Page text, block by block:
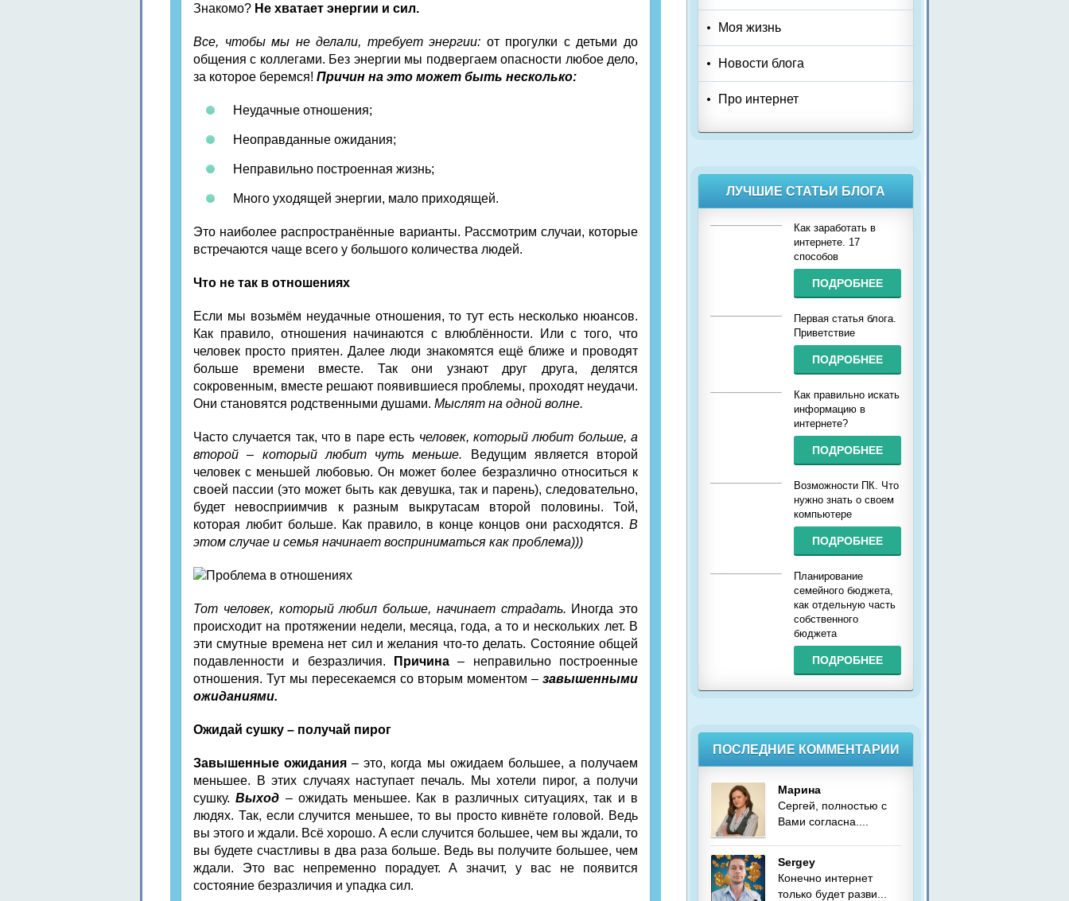
Знакомо? Не хватает энергии и сил.
Все, чтобы мы не делали, требует энергии: от прогулки с детьми до
общения с коллегами. Без энергии мы подвергаем опасности любое дело,
за которое беремся! Причин на это может быть несколько:
Неудачные отношения;
Неоправданные ожидания;
Неправильно построенная жизнь;
Много уходящей энергии, мало приходящей.
Это наиболее распространённые варианты. Рассмотрим случаи, которые
встречаются чаще всего у большого количества людей.
Что не так в отношениях
Если мы возьмём неудачные отношения, то тут есть несколько нюансов.
Как правило, отношения начинаются с влюблённости. Или с того, что
человек просто приятен. Далее люди знакомятся ещё ближе и проводят
больше времени вместе. Так они узнают друг друга, делятся
сокровенным, вместе решают появившиеся проблемы, проходят неудачи.
Они становятся родственными душами. Мыслят на одной волне.
Часто случается так, что в паре есть человек, который любит больше, а
второй – который любит чуть меньше. Ведущим является второй
человек с меньшей любовью. Он может более безразлично относиться к
своей пассии (это может быть как девушка, так и парень), следовательно,
будет невосприимчив к разным выкрутасам второй половины. Той,
которая любит больше. Как правило, в конце концов они расходятся. В
этом случае и семья начинает восприниматься как проблема)))
Тот человек, который любил больше, начинает страдать. Иногда это
происходит на протяжении недели, месяца, года, а то и нескольких лет. В
эти смутные времена нет сил и желания что-то делать. Состояние общей
подавленности и безразличия.
Причина – неправильно построенные
отношения. Тут мы пересекаемся со вторым моментом – завышенными
ожиданиями.
Ожидай сушку – получай пирог
Завышенные ожидания – это, когда мы ожидаем большее, а получаем
меньшее. В этих случаях наступает печаль. Мы хотели пирог, а получи
сушку.Выход – ожидать меньшее. Как в различных ситуациях, так и в
людях. Так, если случится меньшее, то вы просто кивнёте головой. Ведь
вы этого и ждали. Всё хорошо. А если случится большее, чем вы ждали, то
вы будете счастливы в два раза больше. Ведь вы получите большее, чем
ждали. Это вас непременно порадует. А значит, у вас не появится
состояние безразличия и упадка сил.
Моя жизнь
Новости блога
Про интернет
ЛУЧШИЕ СТАТЬИ БЛОГА
Как заработать в
интернете. 17
способов
ПОДРОБНЕЕ
Первая статья блога.
Приветствие
ПОДРОБНЕЕ
Как правильно искать
информацию в
интернете?
ПОДРОБНЕЕ
Возможности ПК. Что
нужно знать о своем
компьютере
ПОДРОБНЕЕ
Планирование
семейного бюджета,
как отдельную часть
собственного
бюджета
ПОДРОБНЕЕ
ПОСЛЕДНИЕ КОММЕНТАРИИ
Марина
Сергей, полностью с
Вами согласна....
Sergey
Конечно интернет
только будет разви...